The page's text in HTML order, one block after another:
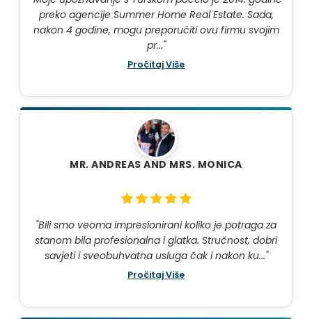
preko agencije Summer Home Real Estate. Sada,
nakon 4 godine, mogu preporučiti ovu firmu svojim
pr..."
Pročitaj Više
MR. ANDREAS AND MRS. MONICA
"Bili smo veoma impresionirani koliko je potraga za
stanom bila profesionalna i glatka. Stručnost, dobri
savjeti i sveobuhvatna usluga čak i nakon ku..."
Pročitaj Više